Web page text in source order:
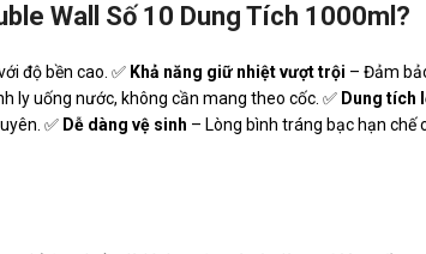
Wall Số 10 Dung Tích 1000ml?
độ bền cao. ✅ Khả năng giữ nhiệt vượt trội – Đảm
ly uống nước, không cần mang theo cốc. ✅ Dung tích
✅ Dễ dàng vệ sinh – Lòng bình tráng bạc hạn chế